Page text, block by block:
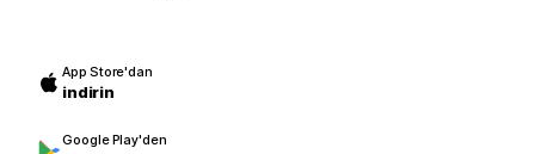
App Store'dan
indirin
Google Play'den